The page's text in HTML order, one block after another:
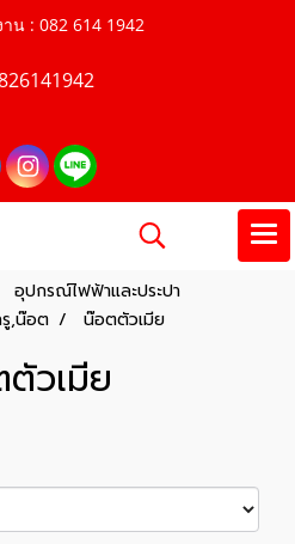
น : 082 614 1942
อุปกรณ์ไฟฟ้าและประปา
,น๊อต
น๊อตตัวเมีย
วเมีย